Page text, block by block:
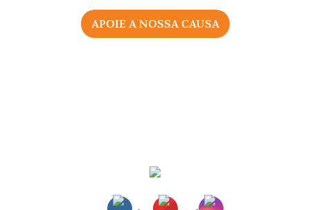
APOIE A NOSSA CAUSA